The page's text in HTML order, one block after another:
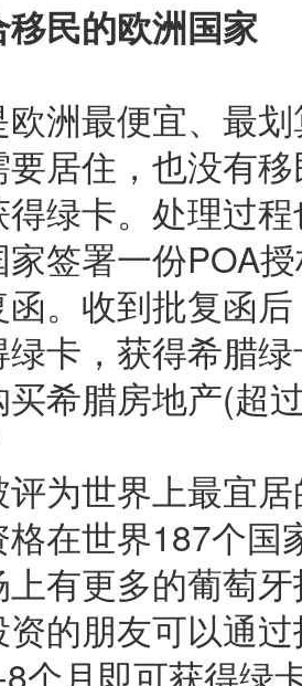
民的欧洲国家
洲最便宜、最
居住，也没有
绿卡。处理过
签署一份POA
。收到批复函
卡，获得希腊
希腊房地产(超
为世界上最宜
在世界187个国
有更多的葡萄
的朋友可以通
个月即可获得绿